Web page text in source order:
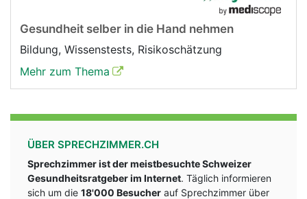
Gesundheit selber in die Hand nehmen
Bildung, Wissenstests, Risikoschätzung
Mehr zum Thema
ÜBER SPRECHZIMMER.CH
Sprechzimmer ist der meistbesuchte Schweizer
Gesundheitsratgeber im Internet. Täglich informieren
sich um die 18'000 Besucher auf Sprechzimmer über